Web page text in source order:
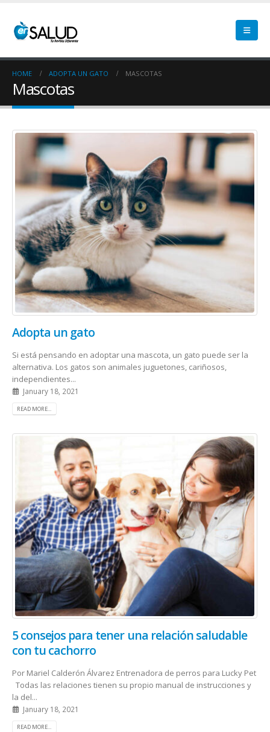
HOME ADOPTA UN GATO MASCOTAS
Mascotas
Adopta un gato
Si está pensando en adoptar una mascota, un gato puede ser la
alternativa. Los gatos son animales juguetones, cariñosos,
independientes...
January 18, 2021
READ MORE...
5 consejos para tener una relación saludable
con tu cachorro
Por Mariel Calderón Álvarez Entrenadora de perros para Lucky Pet
Todas las relaciones tienen su propio manual de instrucciones y
la del...
January 18, 2021
READ MORE...